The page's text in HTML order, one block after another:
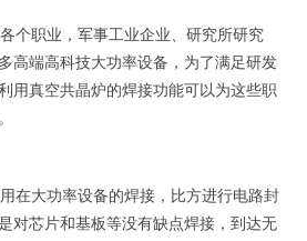
个职业，军事工业企业、研究所研究
高端高科技大功率设备，为了满足研发
用真空共晶炉的焊接功能可以为这些职
在大功率设备的焊接，比方进行电路封
对芯片和基板等没有缺点焊接，到达无